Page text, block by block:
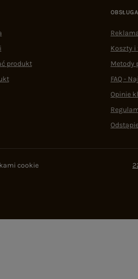
produkt
Koszty
Metody
FAQ -
Opinie
cookie